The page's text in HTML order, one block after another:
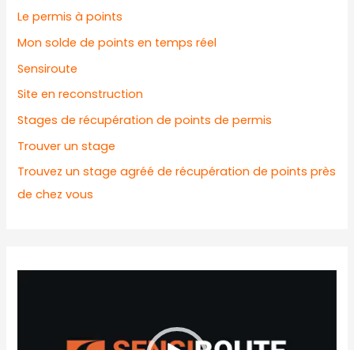
Le permis à points
Mon solde de points en temps réel
Sensiroute
Site en reconstruction
Stages de récupération de points de permis
Trouver un stage
Trouvez un stage agréé de récupération de points près
de chez vous